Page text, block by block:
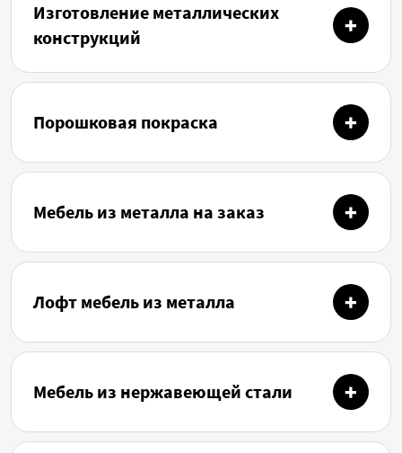
Изготовление металлических
конструкций
Порошковая покраска
Мебель из металла на заказ
Лофт мебель из металла
Мебель из нержавеющей стали